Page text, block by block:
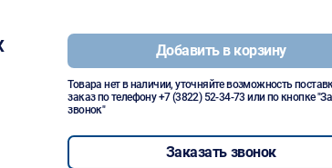
Добавить в корзину
Товара нет в наличии, уточняйте возможность
заказ по телефону+7 (3822) 52-34-73 или по кнопке
звонок"
Заказать звонок